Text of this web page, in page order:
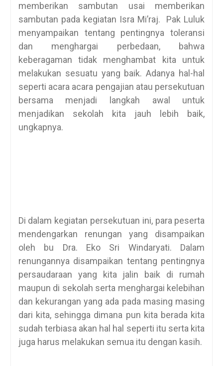
memberikan sambutan usai memberikan
sambutan pada kegiatan Isra Mi’raj. Pak Luluk
menyampaikan tentang pentingnya toleransi
dan menghargai perbedaan, bahwa
keberagaman tidak menghambat kita untuk
melakukan sesuatu yang baik. Adanya hal-hal
seperti acara acara pengajian atau persekutuan
bersama menjadi langkah awal untuk
menjadikan sekolah kita jauh lebih baik,
ungkapnya.
Di dalam kegiatan persekutuan ini, para peserta
mendengarkan renungan yang disampaikan
oleh bu Dra. Eko Sri Windaryati. Dalam
renungannya disampaikan tentang pentingnya
persaudaraan yang kita jalin baik di rumah
maupun di sekolah serta menghargai kelebihan
dan kekurangan yang ada pada masing masing
dari kita, sehingga dimana pun kita berada kita
sudah terbiasa akan hal hal seperti itu serta kita
juga harus melakukan semua itu dengan kasih.